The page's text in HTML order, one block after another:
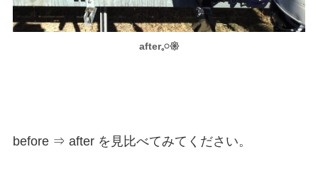
after𓈒𓏸𑁍
before ⇒ after を見比べてみてください。